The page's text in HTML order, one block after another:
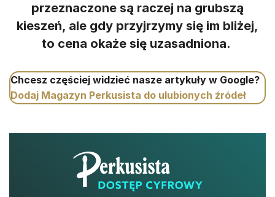
przeznaczone są raczej na grubszą
kieszeń, ale gdy przyjrzymy się im bliżej,
to cena okaże się uzasadniona.
Chcesz częściej widzieć nasze artykuły w Google?
Dodaj Magazyn Perkusista do ulubionych źródeł